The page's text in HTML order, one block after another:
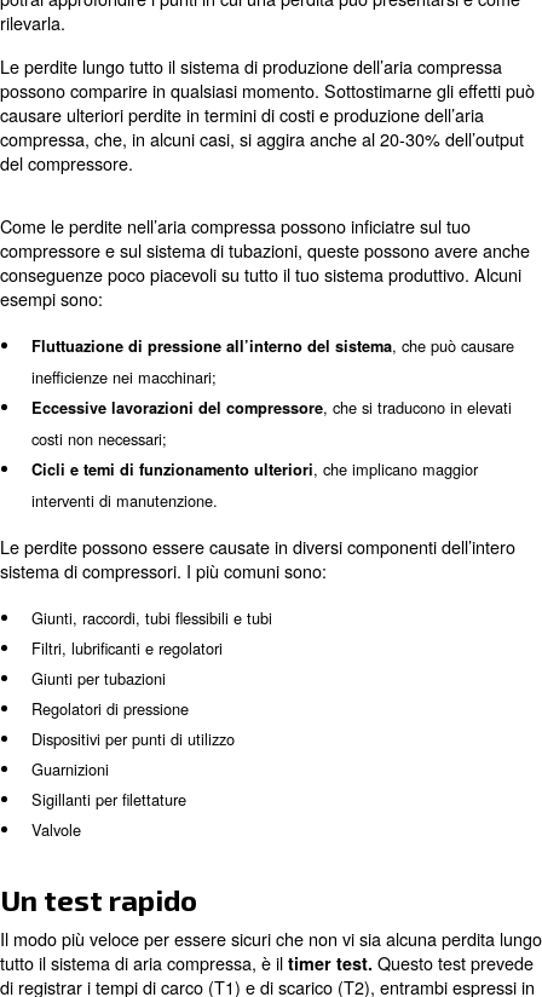
La perdita d’aria è uno dei nemici più comuni che il tuo
affrontare durante il loro ciclo produttivo. Pensare che
perdite possano colpire solo un compressore, può trarti
Infatti, i loro effetti sono di gran lunga più ampi. In
potrai approfondire i punti in cui una perdita può
Le perdite lungo tutto il sistema di produzione dell’aria
possono comparire in qualsiasi momento.
causare ulteriori perdite in termini di costi e produzione
compressa, che, in alcuni casi, si aggira anche al 20-
del compressore.
Come le perdite nell’aria compressa possono inficiatre
compressore e sul sistema di tubazioni, queste
conseguenze poco piacevoli su tutto il tuo sistema
esempi sono:
inefficienze nei macchinari;
Eccessive lavorazioni del compressore
costi non necessari;
Cicli e temi di funzionamento ulteriori
interventi di manutenzione.
sistema di compressori. I più comuni sono:
Giunti, raccordi, tubi flessibili e tubi
Filtri, lubrificanti e regolatori